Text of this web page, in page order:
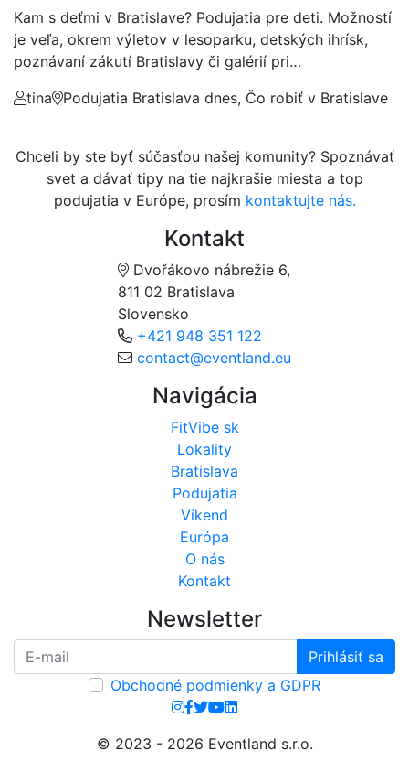
Kam s deťmi v Bratislave? Podujatia pre deti. Možností
je veľa, okrem výletov v lesoparku, detských ihrísk,
poznávaní zákutí Bratislavy či galérií pri…
tina
Podujatia Bratislava dnes, Čo robiť v Bratislave
Chceli by ste byť súčasťou našej komunity? Spoznávať
svet a dávať tipy na tie najkrašie miesta a top
podujatia v Európe, prosím kontaktujte nás.
Kontakt
Dvořákovo nábrežie 6,
811 02 Bratislava
Slovensko
+421 948 351 122
contact@eventland.eu
Navigácia
FitVibe sk
Lokality
Bratislava
Podujatia
Víkend
Európa
O nás
Kontakt
Newsletter
Prihlásiť sa
Obchodné podmienky a GDPR
© 2023 - 2026 Eventland s.r.o.